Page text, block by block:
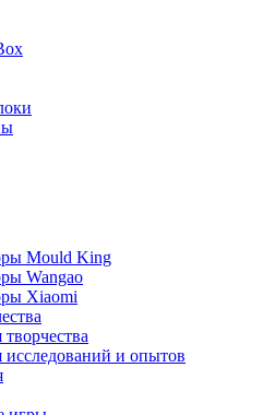
Mould King
Wangao
Xiaomi
и опытов